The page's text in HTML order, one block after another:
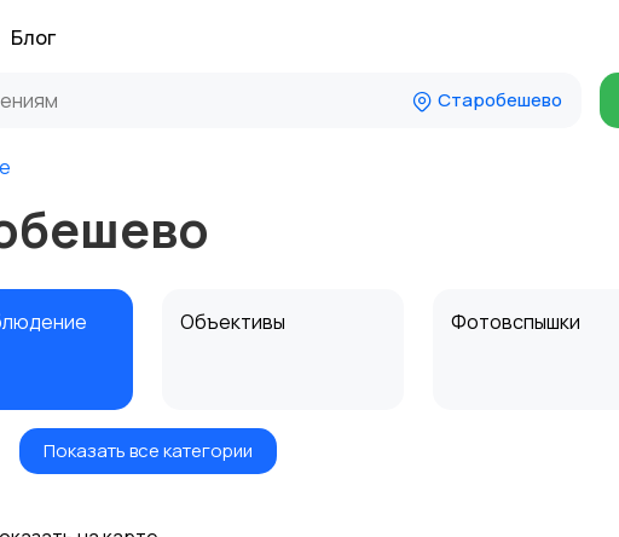
Блог
Старобешево
Объективы Фотовспышки
Компактные
Показать все категории